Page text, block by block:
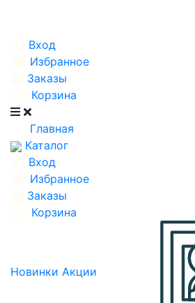
Вход
Избранное
Заказы
Корзина
Главная
Каталог
Вход
Избранное
Заказы
Корзина
Новинки Акции